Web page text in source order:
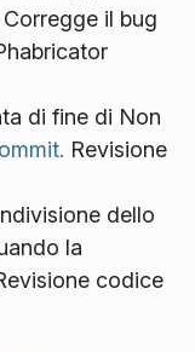
Corregge il bug
di fine di Non
Revisione
dello
la
codice